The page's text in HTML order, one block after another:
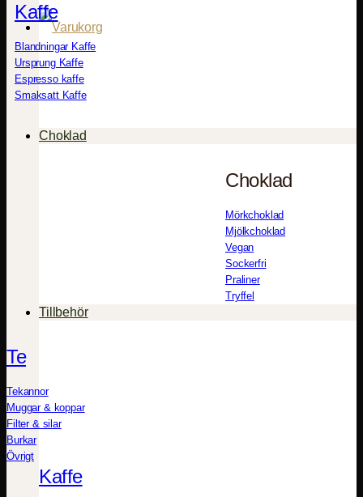
Kaffe
Blandningar Kaffe
Ursprung Kaffe
Espresso kaffe
Smaksatt Kaffe
Choklad
Choklad
Mörkchoklad
Mjölkchoklad
Vegan
Sockerfri
Praliner
Tryffel
Tillbehör
Te
Tekannor
Muggar & koppar
Filter & silar
Burkar
Övrigt
Kaffe